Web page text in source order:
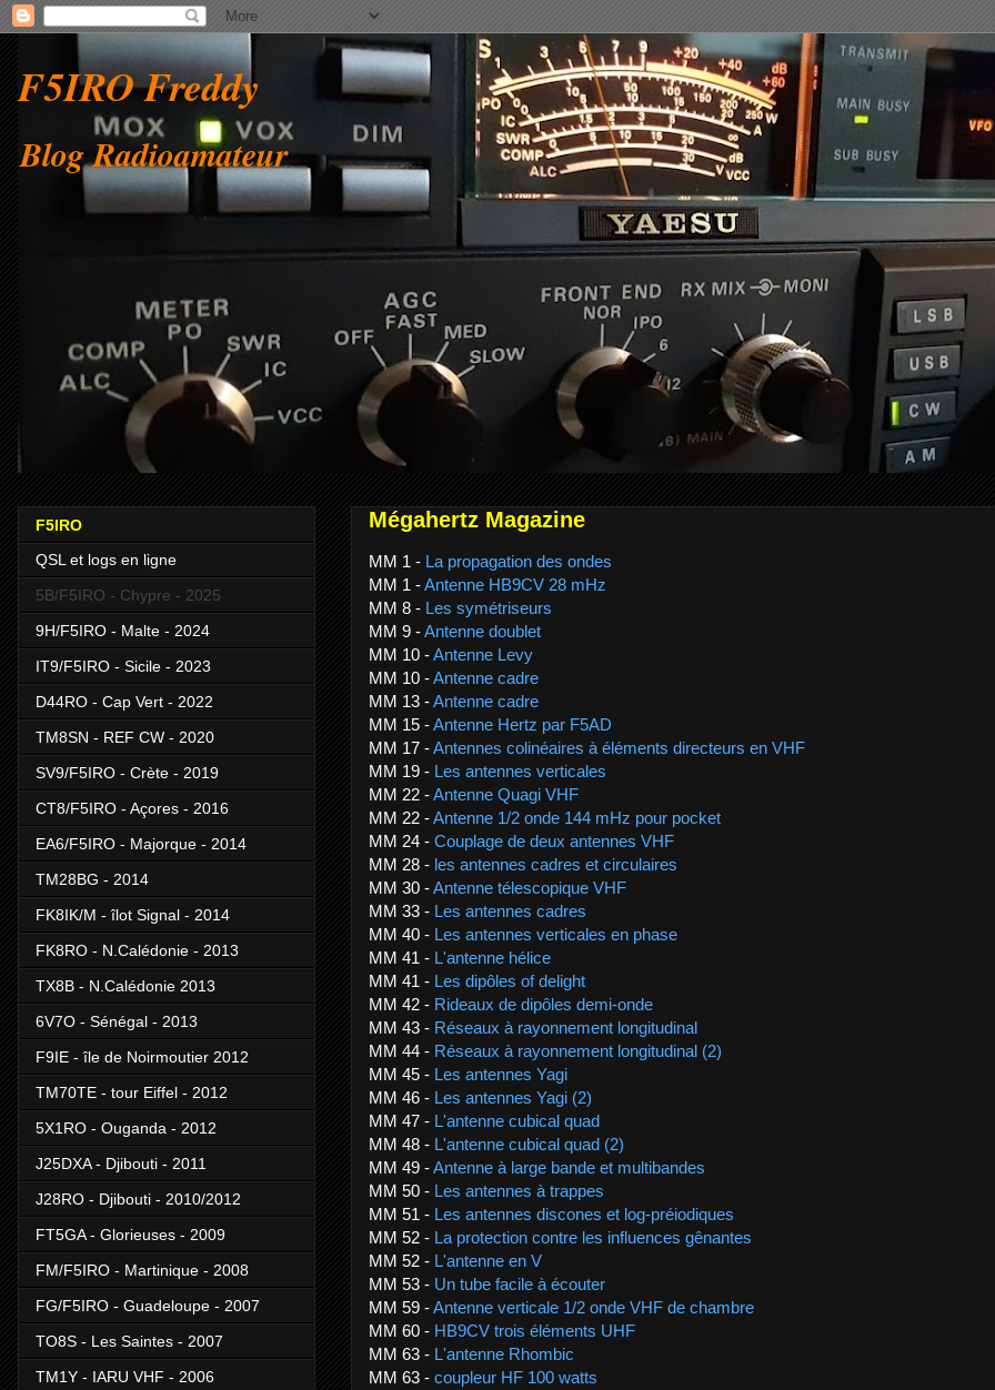
F5IRO Freddy
Blog Radioamateur
Mégahertz Magazine
MM 1 - La propagation des ondes
MM 1 -Antenne HB9CV 28 mHz
MM 8 - Les symétriseurs
MM 9 -Antenne doublet
MM 10 -Antenne Levy
MM 10 -Antenne cadre
MM 13 -Antenne cadre
MM 15 -Antenne Hertz par F5AD
MM 17 -Antennes colinéaires à éléments directeurs en VHF
MM 19 - Les antennes verticales
MM 22 -Antenne Quagi VHF
MM 22 -Antenne 1/2 onde 144 mHz pour pocket
MM 24 - Couplage de deux antennes VHF
MM 28 - les antennes cadres et circulaires
MM 30 -Antenne télescopique VHF
MM 33 - Les antennes cadres
MM 40 - Les antennes verticales en phase
MM 41 - L'antenne hélice
MM 41 - Les dipôles of delight
MM 42 - Rideaux de dipôles demi-onde
MM 43 - Réseaux à rayonnement longitudinal
MM 44 - Réseaux à rayonnement longitudinal (2)
MM 45 - Les antennes Yagi
MM 46 - Les antennes Yagi (2)
MM 47 - L'antenne cubical quad
MM 48 - L'antenne cubical quad (2)
MM 49 -Antenne à large bande et multibandes
MM 50 - Les antennes à trappes
MM 51 - Les antennes discones et log-préiodiques
MM 52 - La protection contre les influences gênantes
MM 52 - L'antenne en V
MM 53 - Un tube facile à écouter
MM 59 -Antenne verticale 1/2 onde VHF de chambre
MM 60 - HB9CV trois éléments UHF
MM 63 - L'antenne Rhombic
MM 63 - coupleur HF 100 watts
F5IRO
QSL et logs en ligne
5B/F5IRO - Chypre - 2025
9H/F5IRO - Malte - 2024
IT9/F5IRO - Sicile - 2023
D44RO - Cap Vert - 2022
TM8SN - REF CW - 2020
SV9/F5IRO - Crète - 2019
CT8/F5IRO - Açores - 2016
EA6/F5IRO - Majorque - 2014
TM28BG - 2014
FK8IK/M - îlot Signal - 2014
FK8RO - N.Calédonie - 2013
TX8B - N.Calédonie 2013
6V7O - Sénégal - 2013
F9IE - île de Noirmoutier 2012
TM70TE - tour Eiffel - 2012
5X1RO - Ouganda - 2012
J25DXA - Djibouti - 2011
J28RO - Djibouti - 2010/2012
FT5GA - Glorieuses - 2009
FM/F5IRO - Martinique - 2008
FG/F5IRO - Guadeloupe - 2007
TO8S - Les Saintes - 2007
TM1Y - IARU VHF - 2006